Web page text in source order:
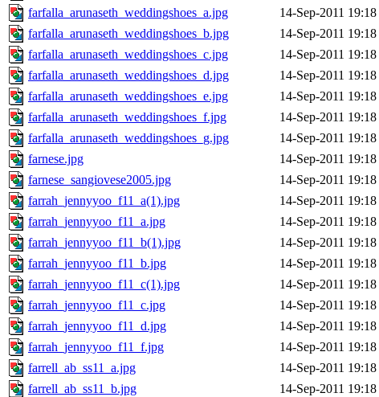
farfalla_arunaseth_weddingshoes_a.jpg
14-Sep-2011 19:18
farfalla_arunaseth_weddingshoes_b.jpg
14-Sep-2011 19:18
farfalla_arunaseth_weddingshoes_c.jpg
14-Sep-2011 19:18
farfalla_arunaseth_weddingshoes_d.jpg
14-Sep-2011 19:18
farfalla_arunaseth_weddingshoes_e.jpg
14-Sep-2011 19:18
farfalla_arunaseth_weddingshoes_f.jpg
14-Sep-2011 19:18
farfalla_arunaseth_weddingshoes_g.jpg
14-Sep-2011 19:18
farnese.jpg
14-Sep-2011 19:18
farnese_sangiovese2005.jpg
14-Sep-2011 19:18
farrah_jennyyoo_f11_a(1).jpg
14-Sep-2011 19:18
farrah_jennyyoo_f11_a.jpg
14-Sep-2011 19:18
farrah_jennyyoo_f11_b(1).jpg
14-Sep-2011 19:18
farrah_jennyyoo_f11_b.jpg
14-Sep-2011 19:18
farrah_jennyyoo_f11_c(1).jpg
14-Sep-2011 19:18
farrah_jennyyoo_f11_c.jpg
14-Sep-2011 19:18
farrah_jennyyoo_f11_d.jpg
14-Sep-2011 19:18
farrah_jennyyoo_f11_f.jpg
14-Sep-2011 19:18
farrell_ab_ss11_a.jpg
14-Sep-2011 19:18
farrell_ab_ss11_b.jpg
14-Sep-2011 19:18